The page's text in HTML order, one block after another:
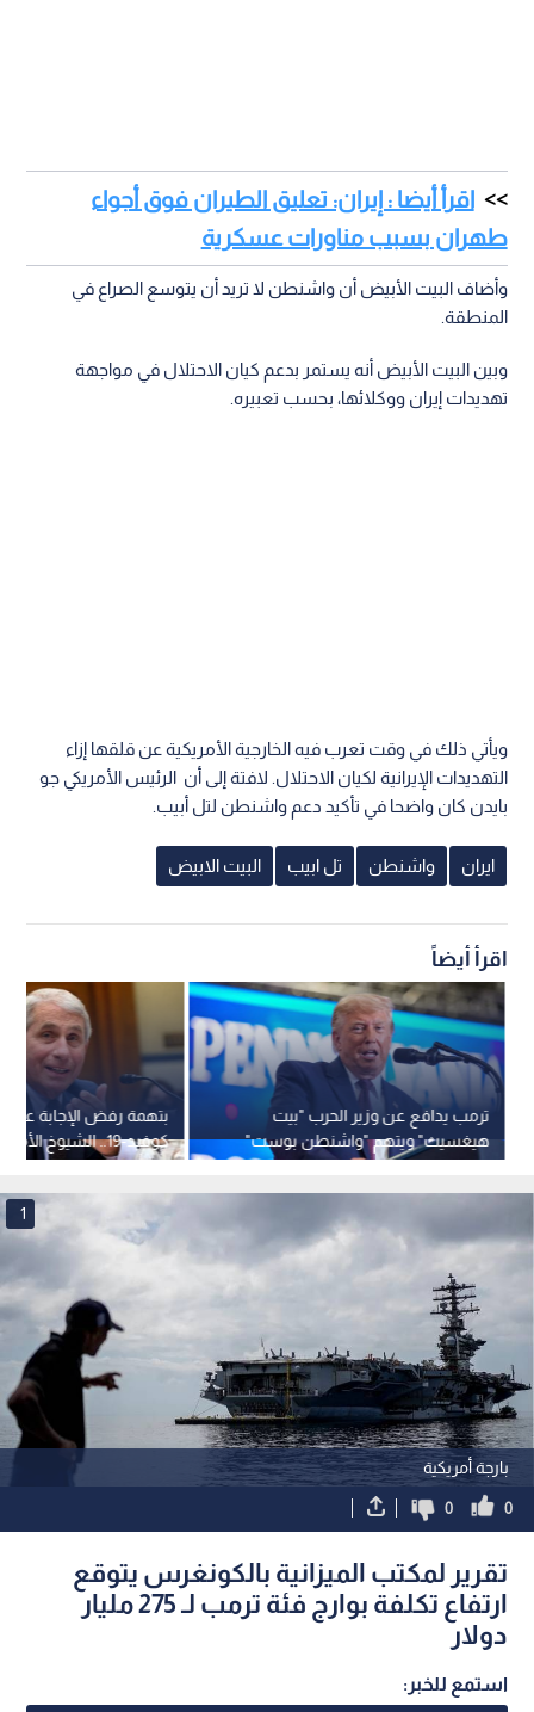
اقرأ أيضا : إيران: تعليق الطيران فوق أجواء
طهران بسبب مناورات عسكرية
وأضاف البيت الأبيض أن واشنطن لا تريد أن يتوسع الصراع في
المنطقة.
وبين البيت الأبيض أنه يستمر بدعم كيان الاحتلال في مواجهة
تهديدات إيران ووكلائها، بحسب تعبيره.
ويأتي ذلك في وقت تعرب فيه الخارجية الأمريكية عن قلقها إزاء
التهديدات الإيرانية لكيان الاحتلال. لافتة إلى أن الرئيس الأمريكي جو
بايدن كان واضحا في تأكيد دعم واشنطن لتل أبيب.
ايران واشنطن تل ابيب البيت الابيض
اقرأ أيضاً
بتهمة رفض الإجابة عن
كوفيد-19.. الشيوخ
إحالة فاوتشي للادعاء
ترمب يدافع عن وزير الحرب "بيت
هيغسيث" ويتهم "واشنطن بوست"
بـ "الخيانة"
بارجة أمريكية
1
0
0
تقرير لمكتب الميزانية بالكونغرس يتوقع
ارتفاع تكلفة بوارج فئة ترمب لـ 275 مليار
دولار
استمع للخبر: